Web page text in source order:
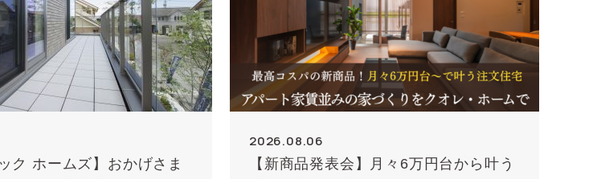
ク ホームズ】おかげさま
2026.08.06
【新商品発表会】月々6万円台から叶う